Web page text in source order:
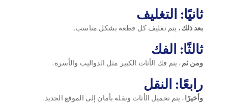
ثانيًا: التغليف
بعد ذلك، يتم تغليف كل قطعة بشكل مناسب.
ثالثًا: الفك
ومن ثم، يتم فك الأثاث الكبير مثل الدواليب والأسرة.
رابعًا: النقل
وأخيرًا، يتم تحميل الأثاث ونقله بأمان إلى الموقع الجديد.